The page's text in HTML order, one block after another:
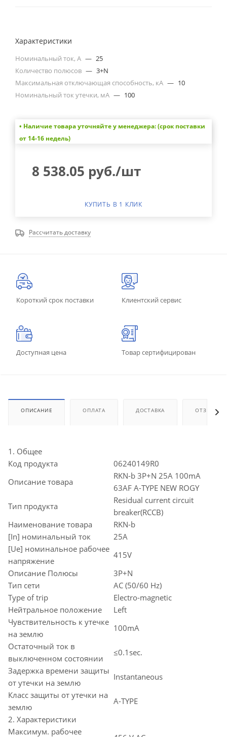
Характеристики
Номинальный ток, А — 25
Количество полюсов — 3+N
Максимальная отключающая способность, кА — 10
Номинальный ток утечки, мА — 100
• Наличие товара уточняйте у менеджера: (срок поставки
от 14-16 недель)
8 538.05 руб./шт
КУПИТЬ В 1 КЛИК
Рассчитать доставку
Короткий срок поставки Клиентский сервис
Доступная цена Товар сертифицирован
ОПИСАНИЕ ОПЛАТА ДОСТАВКА ОТЗЫВЫ
1. Общее
Код продукта
06240149R0
Описание товара
RKN-b 3P+N 25A 100mA
63AF A-TYPE NEW ROGY
Тип продукта
Residual current circuit
breaker(RCCB)
Наименование товара
RKN-b
[In] номинальный ток
25A
[Ue] номинальное рабочее
напряжение
415V
Описание Полюсы
3P+N
Тип сети
AC (50/60 Hz)
Type of trip
Electro-magnetic
Нейтральное положение
Left
Чувствительность к утечке
на землю
100mA
Остаточный ток в
выключенном состоянии
≤0.1sec.
Задержка времени защиты
от утечки на землю
Instantaneous
Класс защиты от утечки на
землю
A-TYPE
2. Характеристики
Максимум. рабочее